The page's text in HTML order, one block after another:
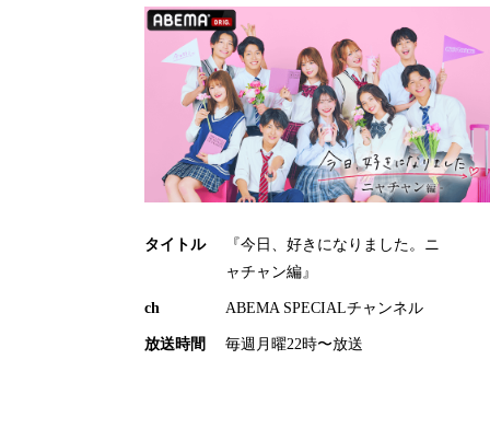
タイトル
『今日、好きになりました。ニ
ャチャン編』
ch ABEMA SPECIALチャンネル
放送時間 毎週月曜22時〜放送